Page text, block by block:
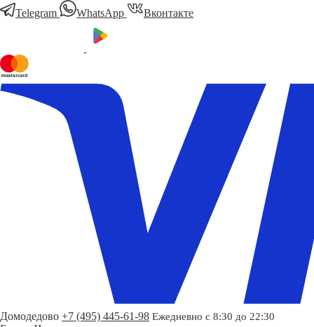
Telegram
WhatsApp Вконтакте
Домодедово +7 (495) 445-61-98 Ежедневно с 8:30 до 22:30